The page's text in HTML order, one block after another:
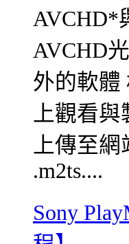
AVCHD*
AVCHD
外的軟體
上觀看與
上傳至網
.m2ts....
Sony